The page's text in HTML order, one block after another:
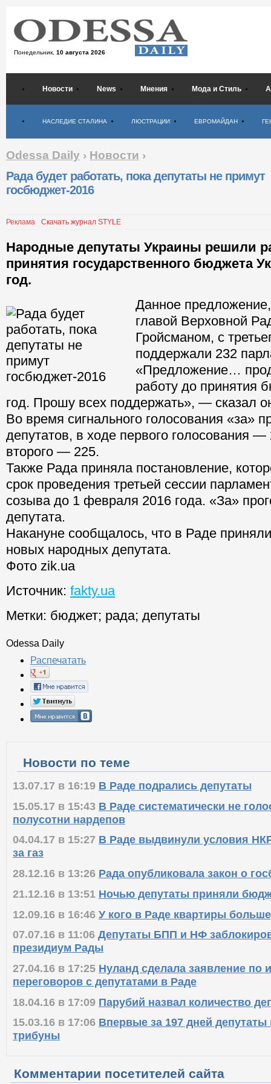
Понедельник, 10 августа 2026
Новости News Мнения Мода и Стиль
НАСЛЕДИЕ СТАЛИНА ЛЮСТРАЦИИ ЕВРОМАЙДАН
Odessa Daily › Новости ›
Рада будет работать, пока депутаты не примут
госбюджет-2016
Реклама Скачать журнал STYLE
Народные депутаты Украины решили
принятия государственного бюджета
год.
Данное
главой Верховной
Гройсманом, с
поддержали 232
«Предложение…
работу до принятия
год. Прошу всех поддержать», — сказал
Во время сигнального голосования «за»
депутатов, в ходе первого голосования —
второго — 225.
Также Рада приняла постановление,
срок проведения третьей сессии
созыва до 1 февраля 2016 года. «За»
депутата.
Накануне сообщалось, что в Раде
новых народных депутата.
Фото zik.ua
Источник: fakty.ua
Метки: бюджет; рада; депутаты
Odessa Daily
Распечатать
Новости по теме
13.07.17 в 16:19 В Раде подрались депутаты
15.05.17 в 15:43 В Раде систематически не
полусотни нардепов
04.04.17 в 15:27 В Раде выдвинули условия
за газ
28.12.16 в 13:26 Рада опубликовала закон о
21.12.16 в 13:51 Ночью депутаты приняли
12.09.16 в 16:46 У кого в Раде квартиры
07.07.16 в 11:06 Депутаты БПП и НФ
президиум Рады
27.04.16 в 17:25 Нуланд сделала заявление по
переговоров с депутатами в Раде
18.04.16 в 17:09 Парубий назвал количество
15.03.16 в 17:06 Впервые за 197 дней депутаты
трибуны
Комментарии посетителей сайта